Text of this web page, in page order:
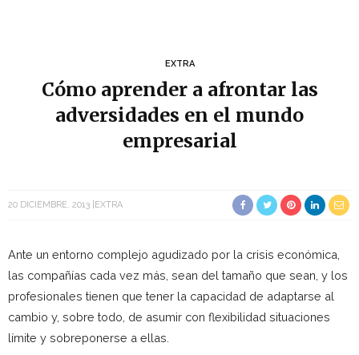
EXTRA
Cómo aprender a afrontar las
adversidades en el mundo
empresarial
20 DICIEMBRE, 2013 EXTRA
Ante un entorno complejo agudizado por la crisis económica,
las compañías cada vez más, sean del tamaño que sean, y los
profesionales tienen que tener la capacidad de adaptarse al
cambio y, sobre todo, de asumir con flexibilidad situaciones
límite y sobreponerse a ellas.